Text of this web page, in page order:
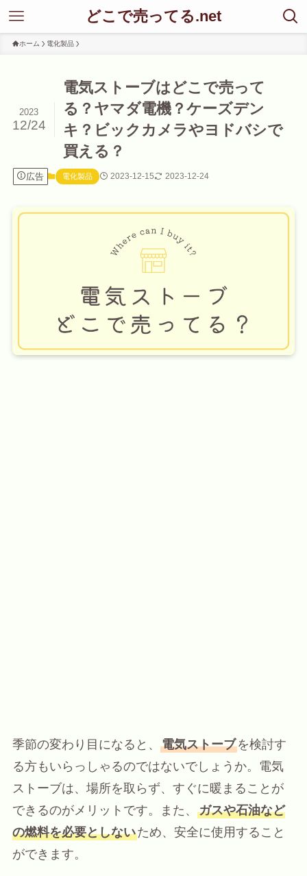
どこで売ってる.net
ホーム 電化製品
電気ストーブはどこで売って
る？ヤマダ電機？ケーズデン
キ？ビックカメラやヨドバシで
買える？
2023
12/24
広告 電化製品 2023-12-15 2023-12-24
季節の変わり目になると、 電気ストーブを検討す
る方もいらっしゃるのではないでしょうか。電気
ストーブは、場所を取らず、すぐに暖まることが
できるのがメリットです。また、 ガスや石油など
の燃料を必要としないため、安全に使用すること
ができます。